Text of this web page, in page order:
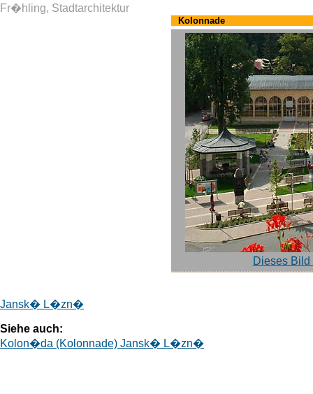
Fr�hling, Stadtarchitektur
Kolonnade
Dieses Bild
Jansk� L�zn�
Siehe auch:
Kolon�da (Kolonnade) Jansk� L�zn�